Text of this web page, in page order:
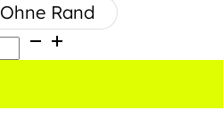
Ohne Rand